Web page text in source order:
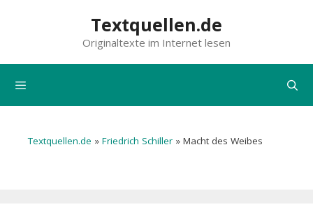
Textquellen.de
Originaltexte im Internet lesen
Textquellen.de » Friedrich Schiller » Macht des Weibes